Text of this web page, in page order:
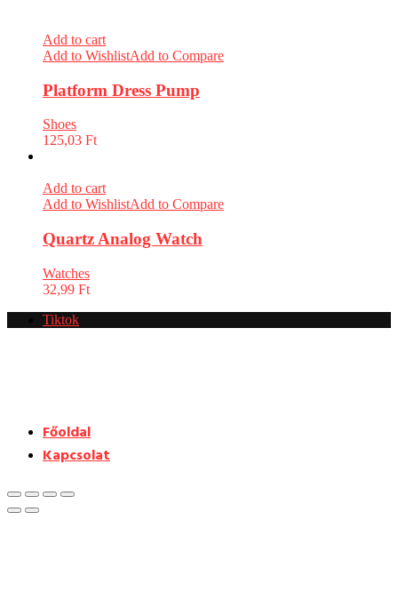
Add to cart
Add to WishlistAdd to Compare
Platform Dress Pump
Shoes
125,03 Ft
Add to cart
Add to WishlistAdd to Compare
Quartz Analog Watch
Watches
32,99 Ft
Tiktok
Főoldal
Kapcsolat